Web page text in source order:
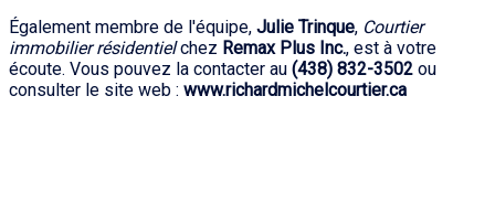
Également membre de l'équipe, Julie Trinque, Courtier
immobilier résidentielchez Remax Plus Inc., est à votre
écoute. Vous pouvez la contacter au (438) 832-3502 ou
consulter le site web : www.richardmichelcourtier.ca